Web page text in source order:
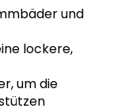
und
lockere,
um die